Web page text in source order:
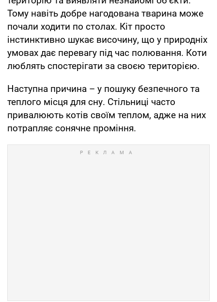
Тому навіть добре нагодована тварина може
почали ходити по столах. Кіт просто
інстинктивно шукає височину, що у природніх
умовах дає перевагу під час полювання. Коти
люблять спостерігати за своєю територією.
Наступна причина – у пошуку безпечного та
теплого місця для сну. Стільниці часто
привалюють котів своїм теплом, адже на них
потрапляє сонячне проміння.